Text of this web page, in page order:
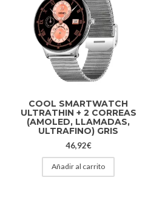
COOL SMARTWATCH
ULTRATHIN + 2 CORREAS
(AMOLED, LLAMADAS,
ULTRAFINO) GRIS
46,92€
Añadir al carrito